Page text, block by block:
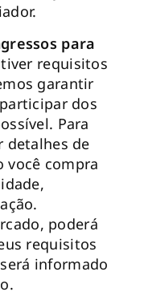
para
tiver requisitos
garantir
dos
Para
detalhes de
você compra
poderá
requisitos
informado